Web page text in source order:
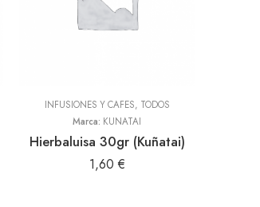
INFUSIONES Y CAFES, TODOS
Marca: KUÑATAI
Hierbaluisa 30gr (Kuñatai)
1,60 €